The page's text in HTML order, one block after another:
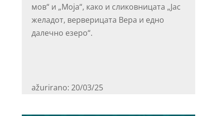
мов“ и „Моја“, како и сликовницата „Јас
желадот, верверицата Вера и едно
далечно езеро“.
ažurirano: 20/03/25